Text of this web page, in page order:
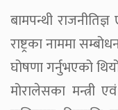
बामपन्थी
राष्ट्रका नाममा
घोषणा गर्नुभएको
मोरालेसका मन्त्री